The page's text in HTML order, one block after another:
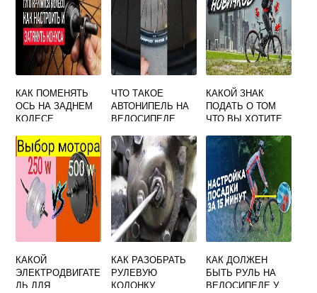
КАК ПОМЕНЯТЬ
ОСЬ НА ЗАДНЕМ
КОЛЕСЕ
ВЕЛОСИПЕДА
ЧТО ТАКОЕ
АВТОНИПЕЛЬ НА
ВЕЛОСИПЕДЕ
КАКОЙ ЗНАК
ПОДАТЬ О ТОМ
ЧТО ВЫ ХОТИТЕ
НА ВЕЛОСИПЕДЕ
КАКОЙ
ЭЛЕКТРОДВИГАТЕ
ЛЬ ДЛЯ
КАК РАЗОБРАТЬ
РУЛЕВУЮ
КОЛОНКУ
КАК ДОЛЖЕН
БЫТЬ РУЛЬ НА
ВЕЛОСИПЕДЕ У